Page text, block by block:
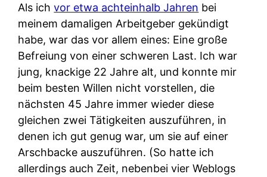
Als ichvor etwa achteinhalb Jahren bei
meinem damaligen Arbeitgeber gekündigt
habe, war das vor allem eines: Eine große
Befreiung von einer schweren Last. Ich war
jung, knackige 22 Jahre alt, und konnte mir
beim besten Willen nicht vorstellen, die
nächsten 45 Jahre immer wieder diese
gleichen zwei Tätigkeiten auszuführen, in
denen ich gut genug war, um sie auf einer
Arschbacke auszuführen. (So hatte ich
allerdings auch Zeit, nebenbei vier Weblogs